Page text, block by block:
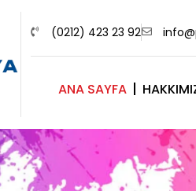
(0212) 423 23 92
ANA SAYFA